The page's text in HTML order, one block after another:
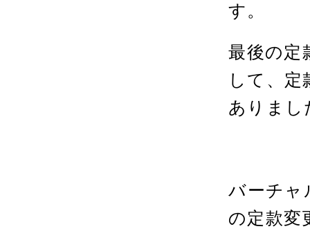
す。
最後の定
して、
ありまし
バーチャ
の定款変